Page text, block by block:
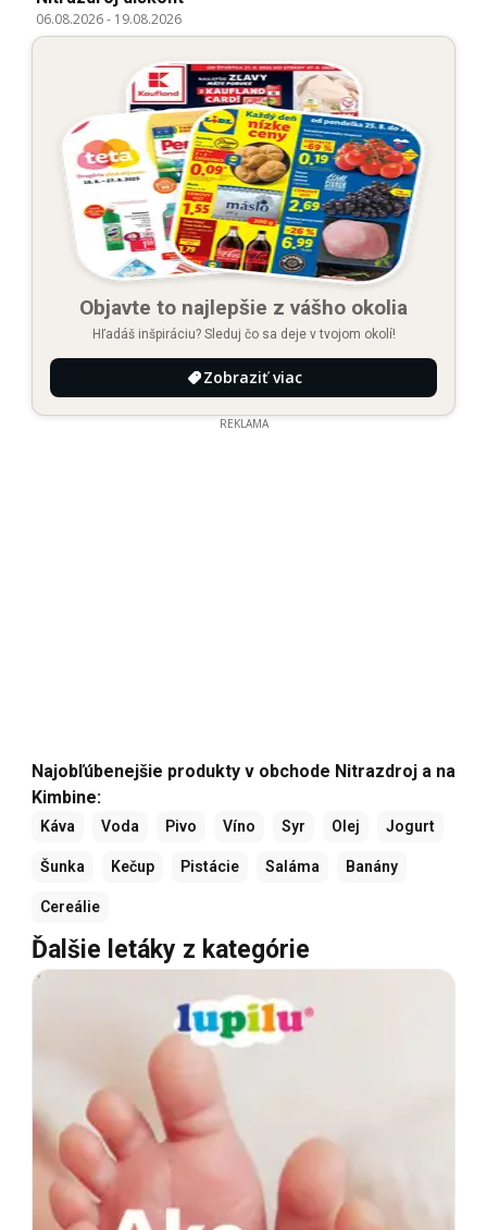
06.08.2026- 19.08.2026
Objavte to najlepšie z vášho okolia
Hľadáš inšpiráciu? Sleduj čo sa deje v tvojom okolí!
Zobraziť viac
REKLAMA
Najobľúbenejšie produkty v obchode Nitrazdroj a na
Kimbine:
Káva Voda Pivo Víno Syr Olej Jogurt
Šunka Kečup Pistácie Saláma Banány
Cereálie
Ďalšie letáky z kategórie